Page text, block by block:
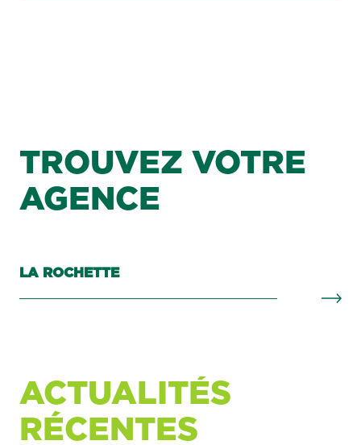
TROUVEZ VOTRE
AGENCE
LA ROCHETTE
ACTUALITÉS
RÉCENTES